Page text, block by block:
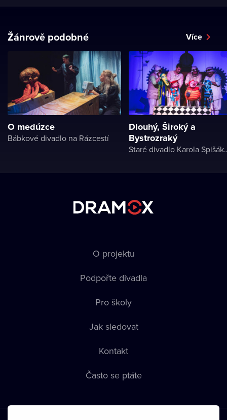
Žánrově podobné Více
O medúzce
Bábkové divadlo na Rázcestí
Dlouhý, Široký a
Bystrozraký
Staré
O projektu
Podpořte divadla
Pro školy
Jak sledovat
Kontakt
Často se ptáte